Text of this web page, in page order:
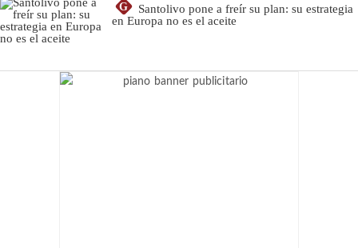
G
Santolivo pone a freír su plan: su estrategia
en Europa no es el aceite